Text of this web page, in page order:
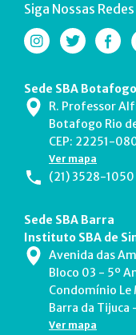
Siga Nossas Redes
Sede SBA Botafogo
R. Professor
Botafogo Rio
CEP: 22251-
Ver mapa
(21) 3528-1050
Sede SBA Barra
Instituto SBA de
Avenida das
Bloco 03 - 5º
Condomínio Le
Barra da Tijuca
Ver mapa